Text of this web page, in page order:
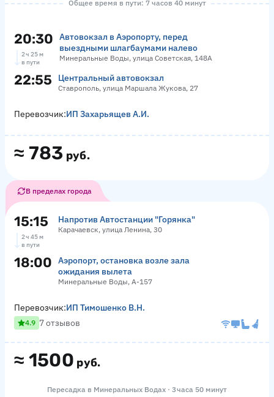
Общее время в пути: 7 часов 40 минут
20:30
Автовокзал в Аэропорту, перед
выездными шлагбаумами налево
Минеральные Воды, улица Советская, 148А
2 ч 25 м
в пути
22:55 Центральный автовокзал
Ставрополь, улица Маршала Жукова, 27
≈ 783 руб.
Перевозчик:ИП Захарьящев А.И.
В пределах города
15:15 Напротив Автостанции "Горянка"
Карачаевск, улица Ленина, 30
2 ч 45 м
в пути
18:00
Аэропорт, остановка возле зала
ожидания вылета
Минеральные Воды, А-157
≈ 1500 руб.
Перевозчик:ИП Тимошенко В.Н.
4.9 7 отзывов
Пересадка в Минеральных Водах · 3 часа 50 минут